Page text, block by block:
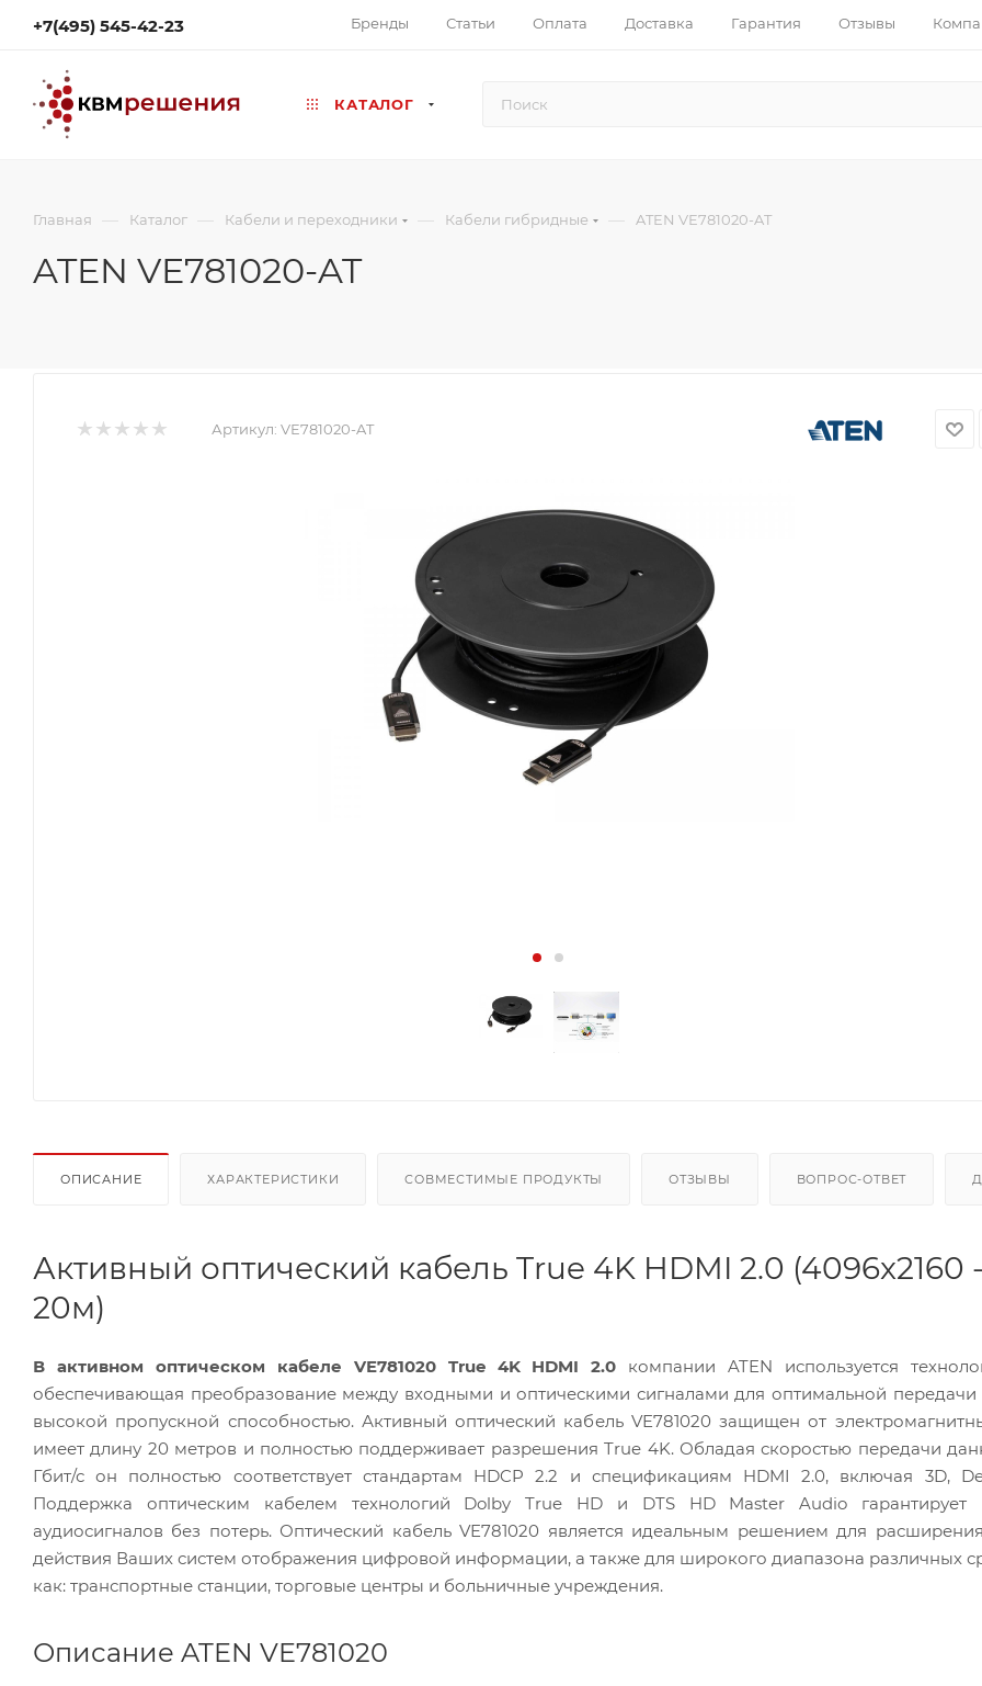
+7(495) 545-42-23 Бренды Статьи Оплата Доставка Гарантия Отзывы
КАТАЛОГ
Главная — Каталог — Кабели и переходники — Кабели гибридные — ATEN VE781020-AT
ATEN VE781020-AT
Артикул: VE781020-AT
ОПИСАНИЕ ХАРАКТЕРИСТИКИ СОВМЕСТИМЫЕ ПРОДУКТЫ ОТЗЫВЫ ВОПРОС-ОТВЕТ
Активный оптический кабель True 4K HDMI 2.0 (4096x2160
20м)
В активном оптическом кабеле VE781020 True 4K HDMI 2.0 компании ATEN используется
обеспечивающая преобразование между входными и оптическими сигналами для оптимальной передачи
высокой пропускной способностью. Активный оптический кабель VE781020 защищен от
имеет длину 20 метров и полностью поддерживает разрешения True 4K. Обладая скоростью передачи
Гбит/с он полностью соответствует стандартам HDCP 2.2 и спецификациям HDMI 2.0, включая 3D,
Поддержка оптическим кабелем технологий Dolby True HD и DTS HD Master Audio гарантирует
аудиосигналов без потерь. Оптический кабель VE781020 является идеальным решением для
действия Ваших систем отображения цифровой информации, а также для широкого диапазона различных
как: транспортные станции, торговые центры и больничные учреждения.
Описание ATEN VE781020